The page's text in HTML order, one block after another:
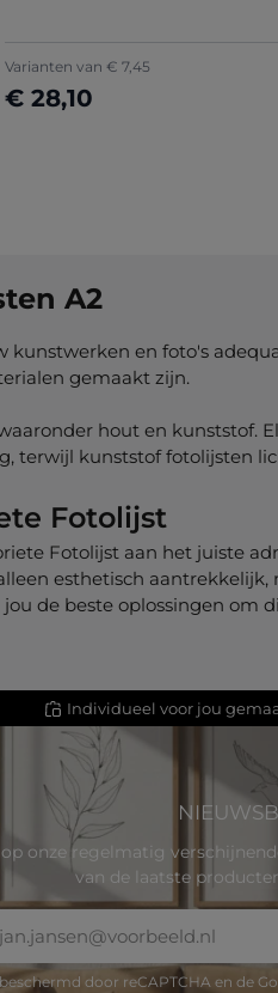
Varianten van € 7,45
€ 28,10
Nu configureren
A2
en foto's
gemaakt zijn.
hout en
terwijl kunststof fotolijsten
Fotolijst
Fotolijst aan het juiste
esthetisch
de beste oplossingen om
Individueel voor jou
onze regelmatig
van de laatste
mailadres
door reCAPTCHA en de